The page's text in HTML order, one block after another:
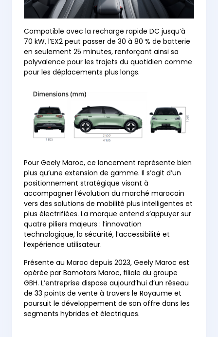
Compatible avec la recharge rapide DC jusqu’à
70 kW, l’EX2 peut passer de 30 à 80 % de batterie
en seulement 25 minutes, renforçant ainsi sa
polyvalence pour les trajets du quotidien comme
pour les déplacements plus longs.
Pour Geely Maroc, ce lancement représente bien
plus qu’une extension de gamme. Il s’agit d’un
positionnement stratégique visant à
accompagner l’évolution du marché marocain
vers des solutions de mobilité plus intelligentes et
plus électrifiées. La marque entend s’appuyer sur
quatre piliers majeurs : l’innovation
technologique, la sécurité, l’accessibilité et
l’expérience utilisateur.
Présente au Maroc depuis 2023, Geely Maroc est
opérée par Bamotors Maroc, filiale du groupe
GBH. L’entreprise dispose aujourd’hui d’un réseau
de 33 points de vente à travers le Royaume et
poursuit le développement de son offre dans les
segments hybrides et électriques.